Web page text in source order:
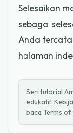
Selesaikan
sebagai
Anda
halaman
Seri tutorial
edukatif.
baca Terms